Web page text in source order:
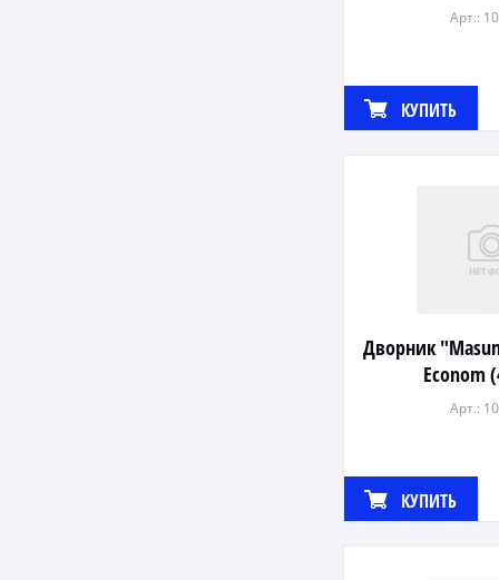
Арт.:
КУПИТЬ
Дворник
Econom
Арт.:
КУПИТЬ